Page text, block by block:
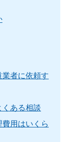
者に依頼す
ある相談
用はいくら